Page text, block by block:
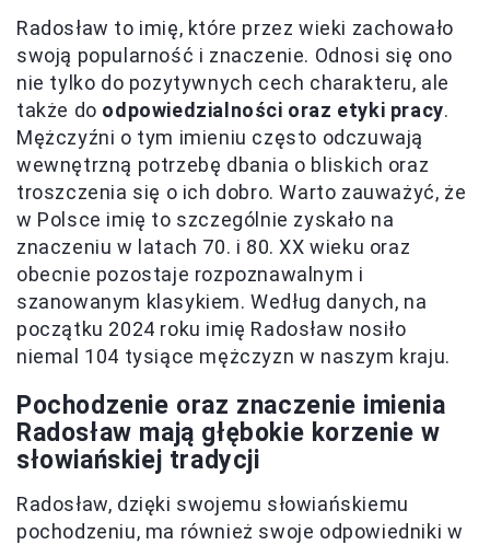
Radosław to imię, które przez wieki zachowało
swoją popularność i znaczenie. Odnosi się ono
nie tylko do pozytywnych cech charakteru, ale
także do odpowiedzialności oraz etyki pracy.
Mężczyźni o tym imieniu często odczuwają
wewnętrzną potrzebę dbania o bliskich oraz
troszczenia się o ich dobro. Warto zauważyć, że
w Polsce imię to szczególnie zyskało na
znaczeniu w latach 70. i 80. XX wieku oraz
obecnie pozostaje rozpoznawalnym i
szanowanym klasykiem. Według danych, na
początku 2024 roku imię Radosław nosiło
niemal 104 tysiące mężczyzn w naszym kraju.
Pochodzenie oraz znaczenie imienia
Radosław mają głębokie korzenie w
słowiańskiej tradycji
Radosław, dzięki swojemu słowiańskiemu
pochodzeniu, ma również swoje odpowiedniki w